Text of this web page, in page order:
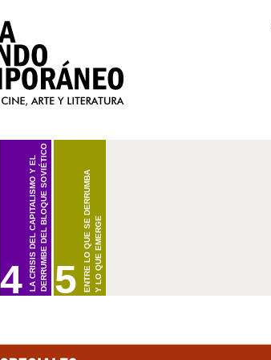
CONTENIDOS
GLOBAL
CRISIS DEL LIBERALISMO
IMPERIOS COLONIALES Y EMERGENCIA DEL TERCER MUNDO
4LA CRISIS DEL CAPITALISMO Y ELDERRUMBE DEL BLOQUE SOVIÉTICO(1973/1979-2001)
EL DERRUMBE DEL BLOQUE SOVIÉTICO
5ENTRE LO QUE SE DERRUMBAY LO QUE EMERGE